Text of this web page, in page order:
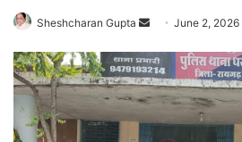
Sheshcharan Gupta
Send
email
June 2, 2026